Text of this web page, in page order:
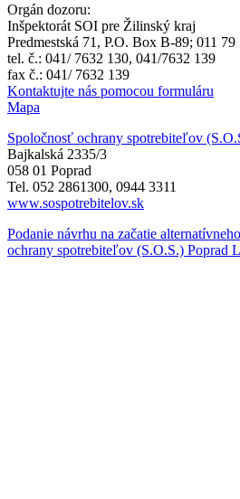
Orgán dozoru:
Inšpektorát SOI pre Žilinský kraj
Predmestská 71, P.O. Box B-89; 011 79
tel. č.: 041/ 7632 130, 041/7632 139
fax č.: 041/ 7632 139
Kontaktujte nás pomocou formuláru
Mapa
Spoločnosť ochrany spotrebiteľov
Bajkalská 2335/3
058 01 Poprad
Tel. 052 2861300, 0944 3311
www.sospotrebitelov.sk
Podanie návrhu na začatie
ochrany spotrebiteľov (S.O.S.) Poprad